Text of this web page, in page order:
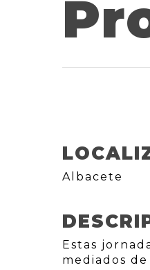
Albacete
Estas
mediados